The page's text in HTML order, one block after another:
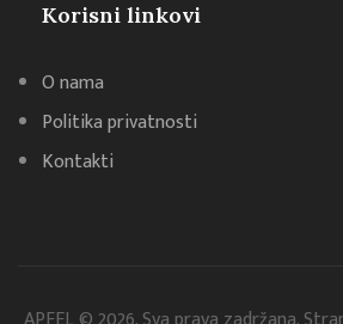
Korisni linkovi
O nama
Politika privatnosti
Kontakti